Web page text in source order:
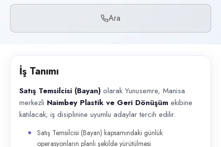
17 Ekim 2026
İlan açıklaması
Satış Temsilcisi (Bayan) olarak Yunusemre, Manisa merkezli
Ara
İş Tanımı
Satış Temsilcisi (Bayan) olarak Yunusemre, Manisa
merkezli Naimbey Plastik ve Geri Dönüşüm ekibine
katılacak; iş disiplinine uyumlu adaylar tercih edilir.
Satış Temsilcisi (Bayan) kapsamındaki günlük
operasyonların planlı şekilde yürütülmesi